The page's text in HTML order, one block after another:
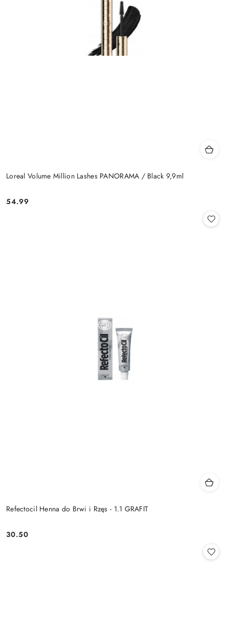
Loreal Volume Million Lashes PANORAMA / Black 9,9ml
Cena:
54.99
Refectocil Henna do Brwi i Rzęs - 1.1 GRAFIT
Cena:
30.50